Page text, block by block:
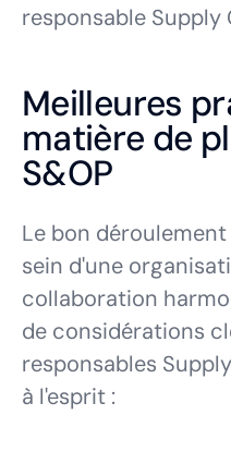
responsable Supply
Meilleures
matière de
S&OP
Le bon
sein d'une
collaboration
de considérations
responsables
à l'esprit :